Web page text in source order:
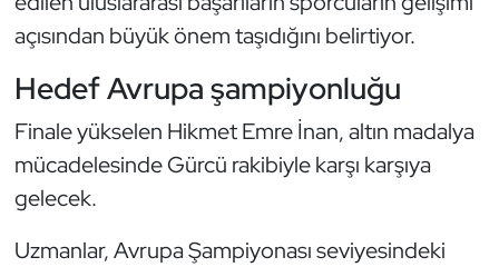
açısından büyük önem taşıdığını belirtiyor.
Hedef Avrupa şampiyonluğu
Finale yükselen Hikmet Emre İnan, altın madalya
mücadelesinde Gürcü rakibiyle karşı karşıya
gelecek.
Uzmanlar, Avrupa Şampiyonası seviyesindeki
Kick Boks